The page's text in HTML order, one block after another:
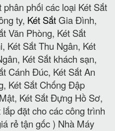
phối các loại Két Sắt
ty, Két Sắt Gia Đình,
Văn Phòng, Két Sắt
Két Sắt Thu Ngân, Két
Két Sắt khách sạn,
Cánh Đúc, Két Sắt An
Két Sắt Chống Đập
Két Sắt Đựng Hồ Sơ,
đặt cho các công trình
rẻ tận gốc ) Nhà Máyback